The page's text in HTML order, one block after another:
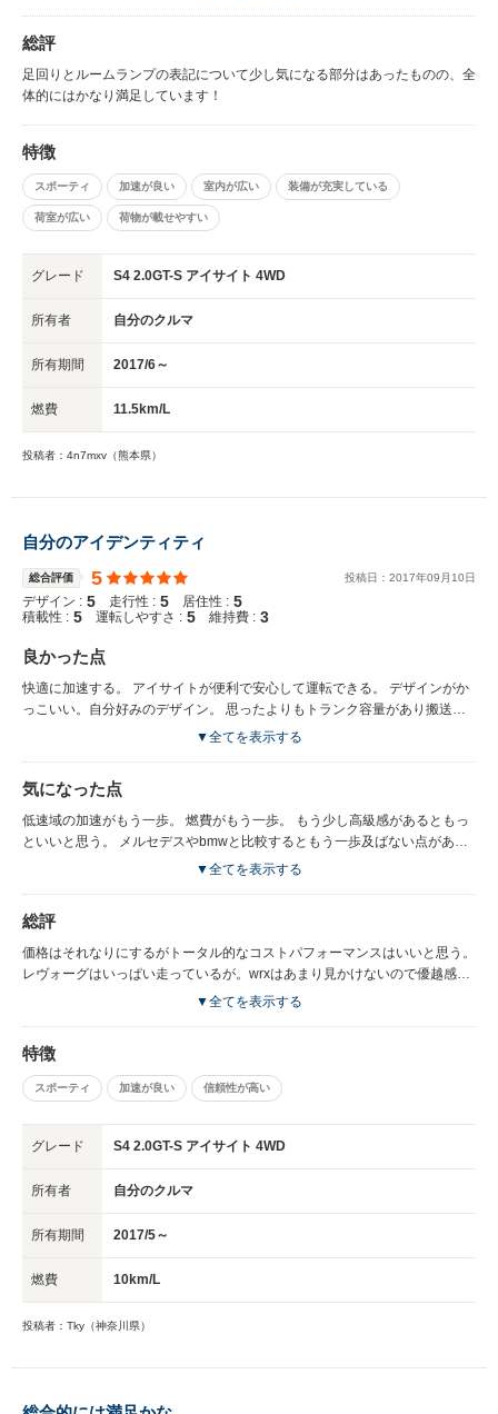
めのほうなのかなと感じます。 ２点目はルームランプについてです。 ルー
ム内のミドルランプ？の規格についてネット上ではT10×31と表記されてま
したが、実際につけようとすると、かなり無理やりつけるようなかたちとな
総評
足回りとルームランプの表記について少し気になる部分はあったものの、全
体的にはかなり満足しています！
特徴
スポーティ 加速が良い 室内が広い 装備が充実している
荷室が広い 荷物が載せやすい
グレード S4 2.0GT-S アイサイト 4WD
所有者 自分のクルマ
所有期間 2017/6～
燃費 11.5km/L
投稿者：4n7mxv（熊本県）
自分のアイデンティティ
総合評価 5 投稿日： 2017年09 月 10日
デザイン : 5 走行性 : 5 居住性 : 5
積載性 : 5 運転しやすさ : 5 維持費 : 3
良かった点
快適に加速する。 アイサイトが便利で安心して運転できる。 デザインがか
っこいい。自分好みのデザイン。 思ったよりもトランク容量があり搬送に
も便利。 ビルシュタインサスペンションの乗り心地がとてもよく足回りも
▼全てを表示する
気になった点
低速域の加速がもう一歩。 燃費がもう一歩。 もう少し高級感があるともっ
といいと思う。 メルセデスやbmwと比較するともう一歩及ばない点があ
る。 室内のデザインももう少し高級感があるといいと思う。 d型でアイサ
▼全てを表示する
総評
価格はそれなりにするがトータル的なコストパフォーマンスはいいと思う。
レヴォーグはいっぱい走っているが。wrxはあまり見かけないので優越感が
ある。 外車には負けているところも多いが価格を考えるとなかなかいいと
トパフォーマンスがよくアイサイトによる安全性もトップクラスである。も
っと評価されるべき車ではあるがスバルのものづくりももう少し高度化して
外車に負けないものにしてほしい。
▼全てを表示する
特徴
スポーティ 加速が良い 信頼性が高い
グレード S4 2.0GT-S アイサイト 4WD
所有者 自分のクルマ
所有期間 2017/5～
燃費 10km/L
投稿者：Tky（神奈川県）